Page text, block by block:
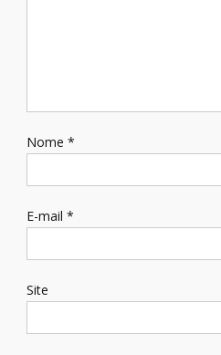
Nome *
E-mail *
Site